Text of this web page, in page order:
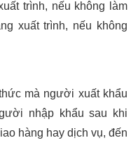
trình, nếu không làm
xuất trình, nếu không
mà người xuất khẩu
nhập khẩu sau khi
hàng hay dịch vụ, đến